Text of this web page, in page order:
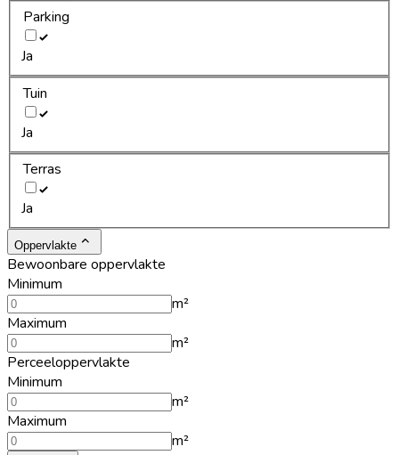
Parking
Ja
Tuin
Ja
Terras
Ja
Oppervlakte
Bewoonbare oppervlakte
Minimum
m²
Maximum
m²
Perceeloppervlakte
Minimum
m²
Maximum
m²